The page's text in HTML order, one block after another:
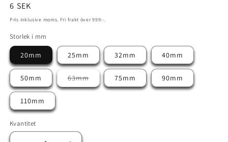
Ordinarie
pris
6 SEK
Pris inklusive moms. Fri frakt över 999:-.
Storlek i mm
20mm 25mm 32mm 40mm
50mm 63mmVarianten
är
slutsåld
75mm 90mm
110mm
Kvantitet